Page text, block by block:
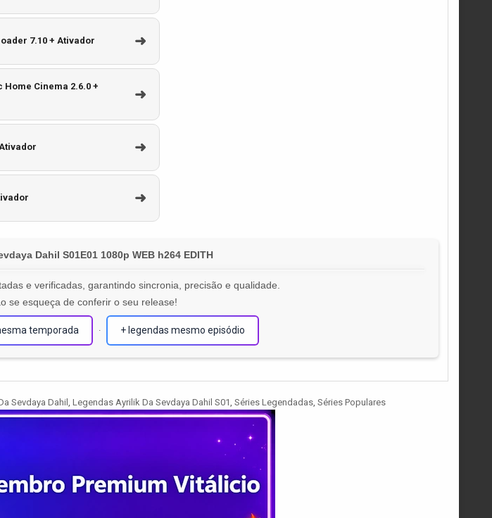
7.10 + Ativador ➜
Cinema 2.6.0 +
➜
➜
➜
Dahil S01E01 1080p WEB h264 EDITH
e verificadas, garantindo sincronia, precisão e qualidade.
se esqueça de conferir o seu release!
temporada · + legendas mesmo episódio
Sevdaya Dahil Legendas Ayrilik Da Sevdaya Dahil S01 Séries Legendadas Séries Populares